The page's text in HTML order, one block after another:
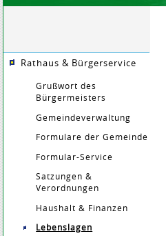
Rathaus & Bürgerservice
Grußwort des
Bürgermeisters
Gemeindeverwaltung
Formulare der Gemeinde
Formular-Service
Satzungen &
Verordnungen
Haushalt & Finanzen
Lebenslagen